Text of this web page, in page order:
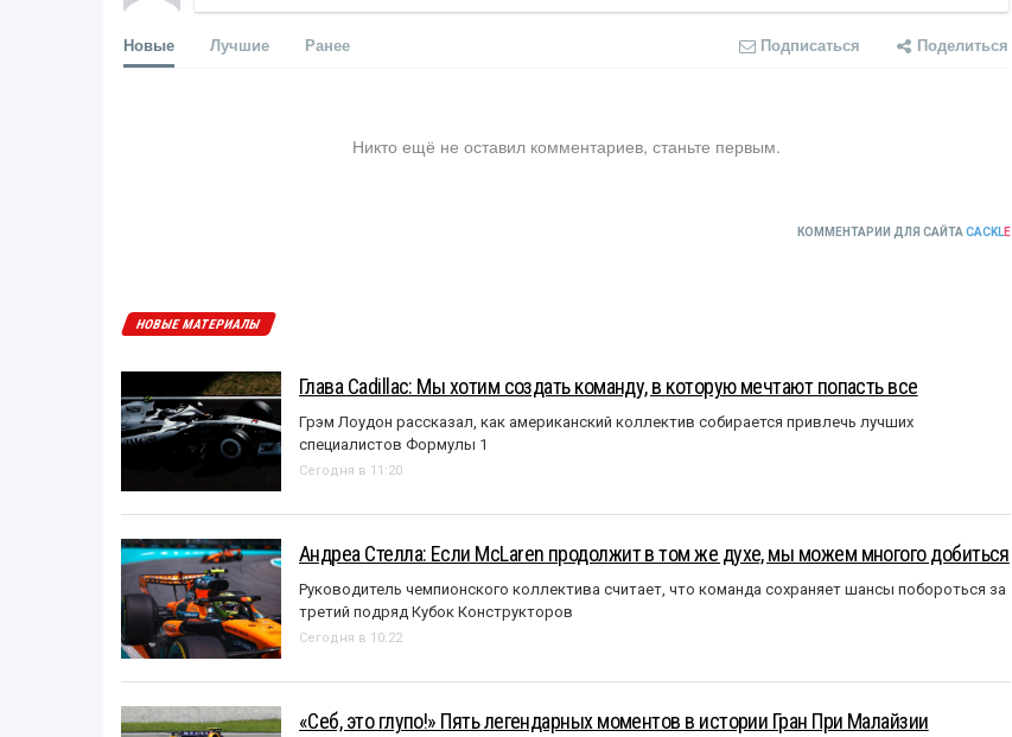
Новые Лучшие Ранее Подписаться Поделиться
Никто ещё не оставил комментариев, станьте первым.
КОММЕНТАРИИ ДЛЯ САЙТА CACKLE
НОВЫЕ МАТЕРИАЛЫ
Глава Cadillac: Мы хотим создать команду, в которую мечтают попасть все
Грэм Лоудон рассказал, как американский коллектив собирается привлечь лучших
специалистов Формулы 1
Сегодня в 11:20
Андреа Стелла: Если McLaren продолжит в том же духе, мы можем многого добиться
Руководитель чемпионского коллектива считает, что команда сохраняет шансы побороться за
третий подряд Кубок Конструкторов
Сегодня в 10:22
«Себ, это глупо!» Пять легендарных моментов в истории Гран При Малайзии